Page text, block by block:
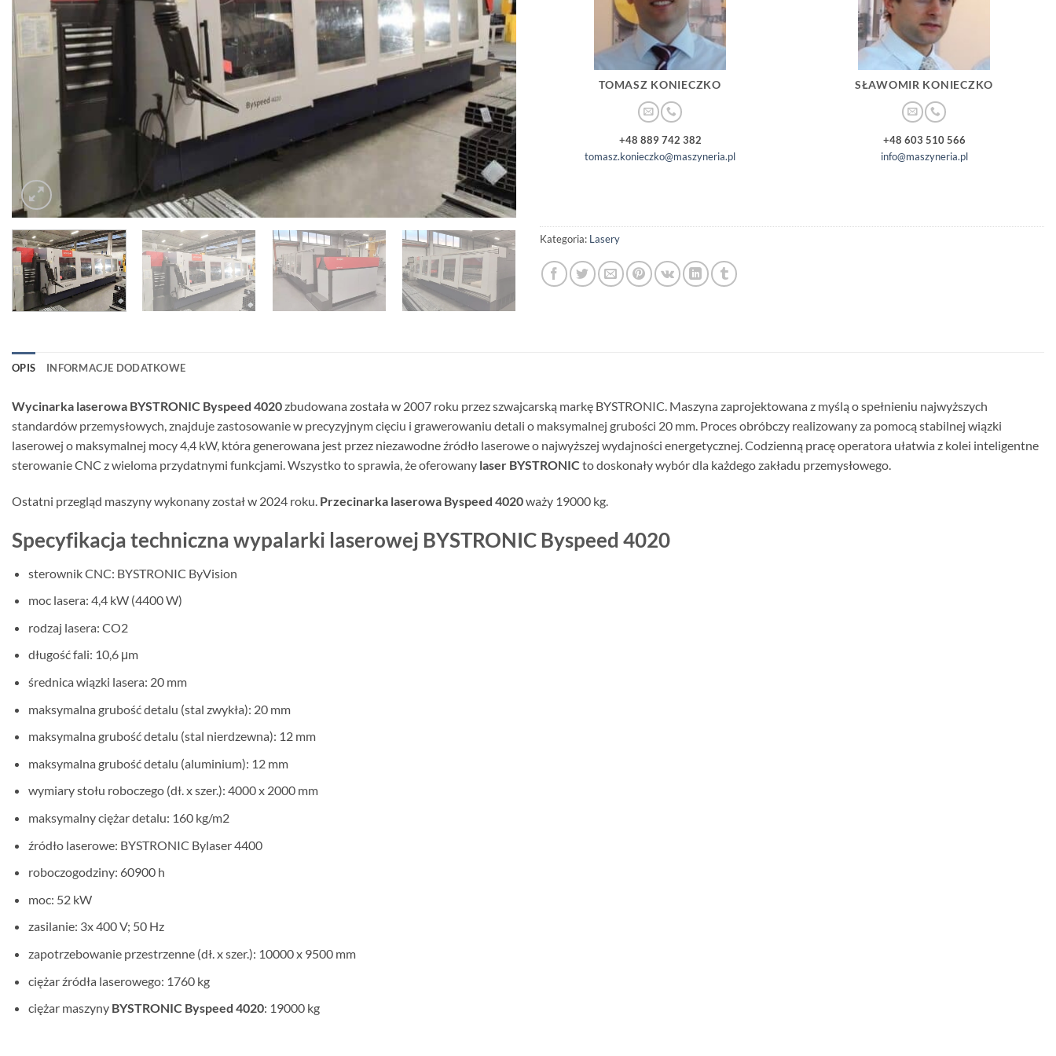
TOMASZ KONIECZKO
+48 889 742 382
tomasz.konieczko@maszyneria.pl
SŁAWOMIR KONIECZKO
+48 603 510 566
info@maszyneria.pl
Kategoria: Lasery
OPIS INFORMACJE DODATKOWE
Wycinarka laserowa BYSTRONIC Byspeed 4020zbudowana została w 2007 roku przez szwajcarską markę BYSTRONIC. Maszyna zaprojektowana z myślą o spełnieniu najwyższych
standardów przemysłowych, znajduje zastosowanie w precyzyjnym cięciu i grawerowaniu detali o maksymalnej grubości 20 mm. Proces obróbczy realizowany za pomocą stabilnej wiązki
laserowej o maksymalnej mocy 4,4 kW, która generowana jest przez niezawodne źródło laserowe o najwyższej wydajności energetycznej. Codzienną pracę operatora ułatwia z kolei inteligentne
sterowanie CNC z wieloma przydatnymi funkcjami. Wszystko to sprawia, że oferowany laser BYSTRONIC to doskonały wybór dla każdego zakładu przemysłowego.
Ostatni przegląd maszyny wykonany został w 2024 roku. Przecinarka laserowa Byspeed 4020waży 19000 kg.
Specyfikacja techniczna wypalarki laserowej BYSTRONIC Byspeed 4020
sterownik CNC: BYSTRONIC ByVision
moc lasera: 4,4 kW (4400 W)
rodzaj lasera: CO2
długość fali: 10,6 μm
średnica wiązki lasera: 20 mm
maksymalna grubość detalu (stal zwykła): 20 mm
maksymalna grubość detalu (stal nierdzewna): 12 mm
maksymalna grubość detalu (aluminium): 12 mm
wymiary stołu roboczego (dł. x szer.): 4000 x 2000 mm
maksymalny ciężar detalu: 160 kg/m2
źródło laserowe: BYSTRONIC Bylaser 4400
roboczogodziny: 60900 h
moc: 52 kW
zasilanie: 3x 400 V; 50 Hz
zapotrzebowanie przestrzenne (dł. x szer.): 10000 x 9500 mm
ciężar źródła laserowego: 1760 kg
ciężar maszyny BYSTRONIC Byspeed 4020: 19000 kg